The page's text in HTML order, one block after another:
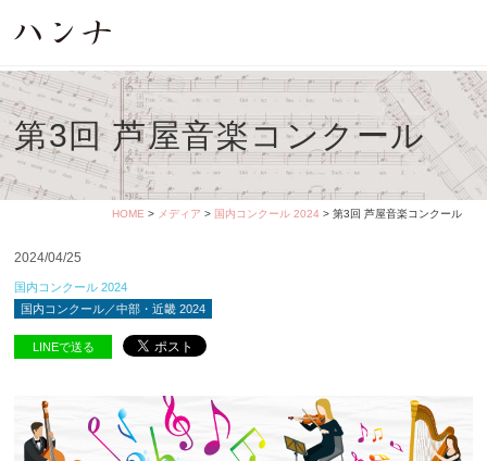
第3回 芦屋音楽コンクール
HOME > メディア > 国内コンクール 2024 > 第3回 芦屋音楽コンクール
2024/04/25
国内コンクール 2024
国内コンクール／中部・近畿 2024
LINEで送る